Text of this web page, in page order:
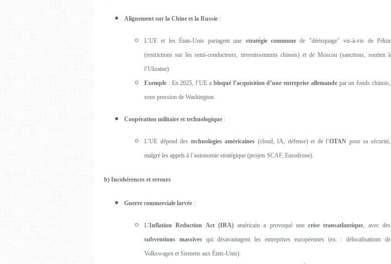
Alignement sur la Chine et la Russie :
L’UE et les États-Unis partagent une stratégie communede "dérisquage" vis-à-vis de Pékin
(restrictions sur les semi-conducteurs, investissements chinois) et de Moscou (sanctions, soutien à
l’Ukraine).
Exemple : En 2025, l’UE a bloqué l’acquisition d’une entreprise allemandepar un fonds chinois,
sous pression de Washington.
Coopération militaire et technologique :
L’UE dépend des technologies américaines (cloud, IA, défense) et de l’OTAN pour sa sécurité,
malgré les appels à l’autonomie stratégique (projets SCAF, Eurodrone).
b) Incohérences et erreurs
Guerre commerciale larvée :
L’Inflation Reduction Act (IRA)américain a provoqué unecrise transatlantique, avec des
subventions massivesqui désavantagent les entreprises européennes (ex. : délocalisations de
Volkswagen et Siemens aux États-Unis).